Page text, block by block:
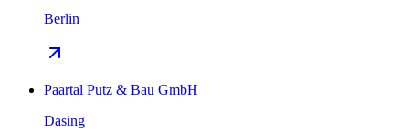
Berlin
Paartal Putz & Bau GmbH
Dasing